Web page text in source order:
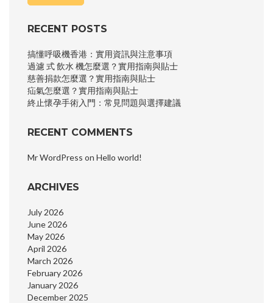
RECENT POSTS
搞懂呼吸機香港：實用資訊與注意事項
過濾 式 飲水 機怎麼選？實用指南與貼士
慈善捐款怎麼選？實用指南與貼士
疝氣怎麼選？實用指南與貼士
終止懷孕手術入門：常見問題與選擇建議
RECENT COMMENTS
Mr WordPress on Hello world!
ARCHIVES
July 2026
June 2026
May 2026
April 2026
March 2026
February 2026
January 2026
December 2025